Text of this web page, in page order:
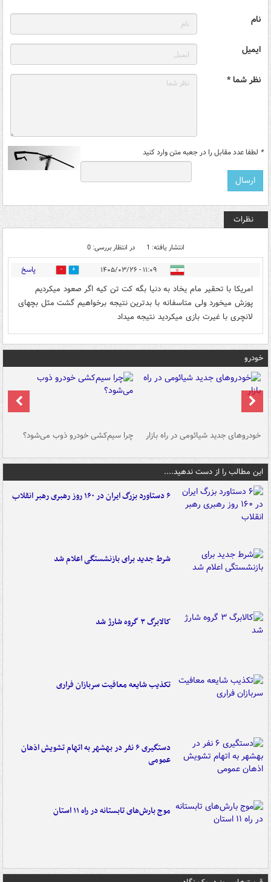
نام
ایمیل
نظر شما *
* لطفا عدد مقابل را در جعبه متن وارد کنید
نظرات
انتشار یافته: 1 در انتظار بررسی: 0
۱۱:۰۹ - ۱۴۰۵/۰۳/۲۶ 0 پاسخ
امریکا با تحقیر مام یخاد به دنیا بگه کت تن کیه اگر صعود میکردیم
پوزش میخورد ولی متاسفانه با بدترین نتیجه برخواهیم گشت مثل بچهای
لانچری با غیرت بازی میکردید نتیجه میداد
خودرو
خودروهای جدید شیائومی در راه بازار چرا سیم‌کشی خودرو ذوب می‌شود؟
این مطالب را از دست ندهید....
۶ دستاورد بزرگ ایران در ۱۶۰ روز رهبری رهبر انقلاب
شرط جدید برای بازنشستگی اعلام شد
کالابرگ ۳ گروه شارژ شد
تکذیب شایعه معافیت سربازان فراری
دستگیری ۶ نفر در بهشهر به اتهام تشویش اذهان
عمومی
موج بارش‌های تابستانه در راه ۱۱ استان